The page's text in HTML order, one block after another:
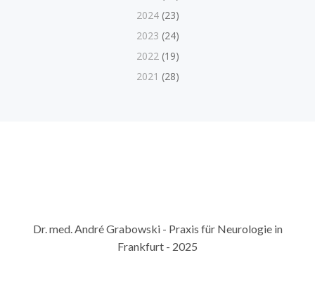
2024(23)
2023 (24)
2022(19)
2021 (28)
Dr. med. André Grabowski - Praxis für Neurologie in
Frankfurt - 2025